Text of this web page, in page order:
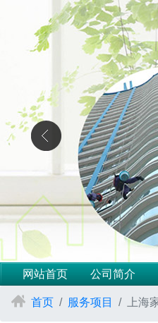
网站首页 公司简介
首页 服务项目 上海